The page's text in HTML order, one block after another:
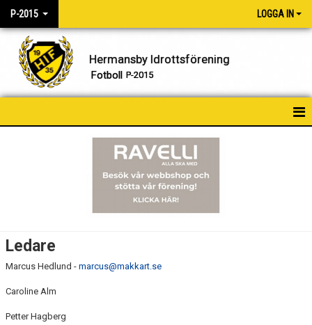
P-2015 LOGGA IN
Hermansby Idrottsförening
Fotboll P-2015
DOKUMENT
KONTAKT
Ledare
Marcus Hedlund - marcus@makkart.se
Caroline Alm
Petter Hagberg